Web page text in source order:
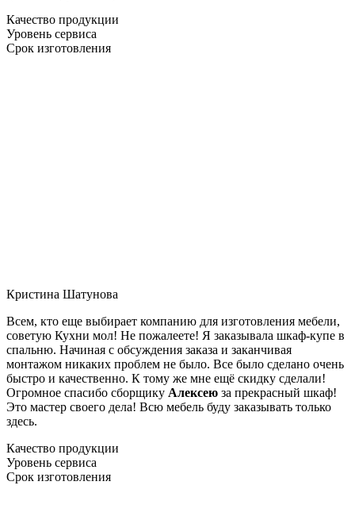
Качество продукции
Уровень сервиса
Срок изготовления
Кристина Шатунова
Всем, кто еще выбирает компанию для изготовления мебели,
советую Кухни мол! Не пожалеете! Я заказывала шкаф-купе в
спальню. Начиная с обсуждения заказа и заканчивая
монтажом никаких проблем не было. Все было сделано очень
быстро и качественно. К тому же мне ещё скидку сделали!
Огромное спасибо сборщику Алексею за прекрасный шкаф!
Это мастер своего дела! Всю мебель буду заказывать только
здесь.
Качество продукции
Уровень сервиса
Срок изготовления